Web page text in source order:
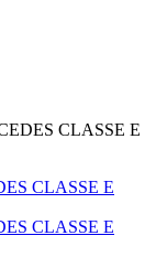
CLASSE E